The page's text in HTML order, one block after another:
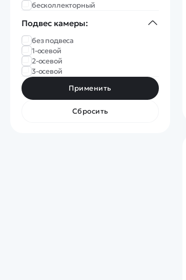
бесколлекторный
Подвес камеры:
без подвеса
1-осевой
2-осевой
3-осевой
Применить
Сбросить